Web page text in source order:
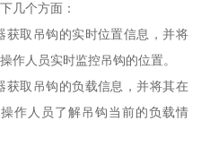
几个方面：
获取吊钩的实时位置信息，并将
作人员实时监控吊钩的位置。
获取吊钩的负载信息，并将其在
作人员了解吊钩当前的负载情